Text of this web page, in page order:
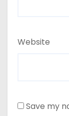
Website
Save my